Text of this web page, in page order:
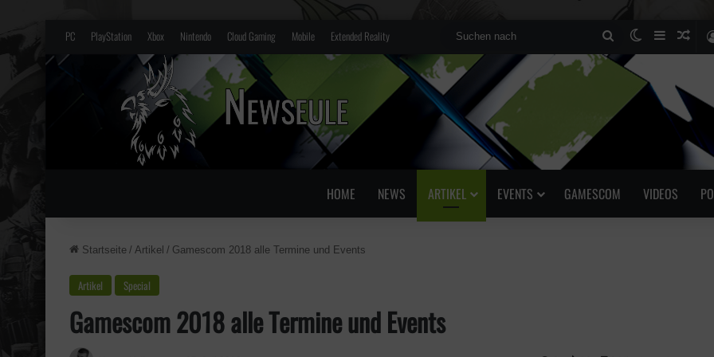
PC PlayStation Xbox Nintendo Cloud Gaming Mobile Extended Reality Suchen
nach
SkinSidebar
HOME NEWS ARTIKEL EVENTS GAMESCOM VIDEOS
Startseite / Artikel / Gamescom 2018 alle Termine und Events
Artikel Special
Gamescom 2018 alle Termine und Events